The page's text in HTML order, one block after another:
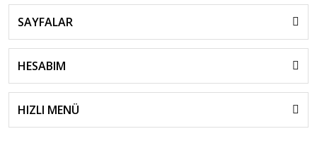
SAYFALAR
HESABIM
HIZLI MENÜ